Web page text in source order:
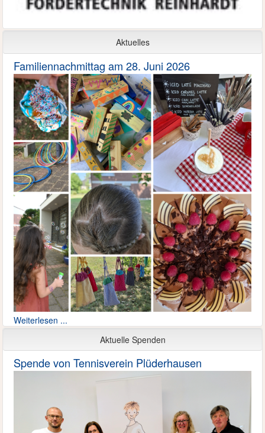
Aktuelles
Familiennachmittag am 28. Juni 2026
Weiterlesen ...
Aktuelle Spenden
Spende von Tennisverein Plüderhausen